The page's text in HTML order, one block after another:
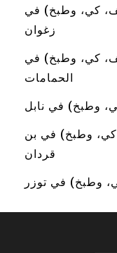
كي، وطبخ) في
زغوان
كي، وطبخ) في
الحمامات
وطبخ) في نابل
كي، وطبخ) في بن
قردان
وطبخ) في توزر